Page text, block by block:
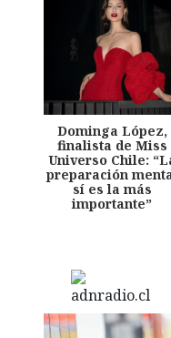
Dominga López,
finalista de Miss
Universo Chile:
preparación
sí es la más
importante”